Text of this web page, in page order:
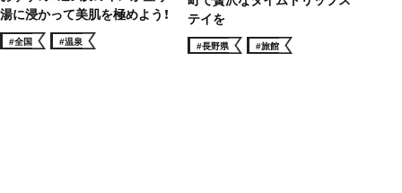
湯に浸かって美肌を極めよう！
#全国 #温泉
テイを
#長野県 #旅館